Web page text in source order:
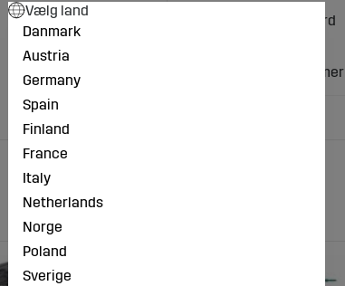
Passer til Kuhn/Huard
Kuhn/Huard: Performer
Vælg land
Danmark
Austria
Germany
Spain
Finland
France
Italy
Netherlands
Norge
Poland
Sverige